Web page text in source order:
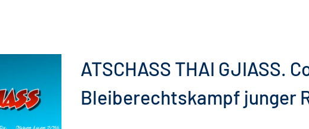
ATSCHASS THAI GJIASS.
Bleiberechtskampf junger